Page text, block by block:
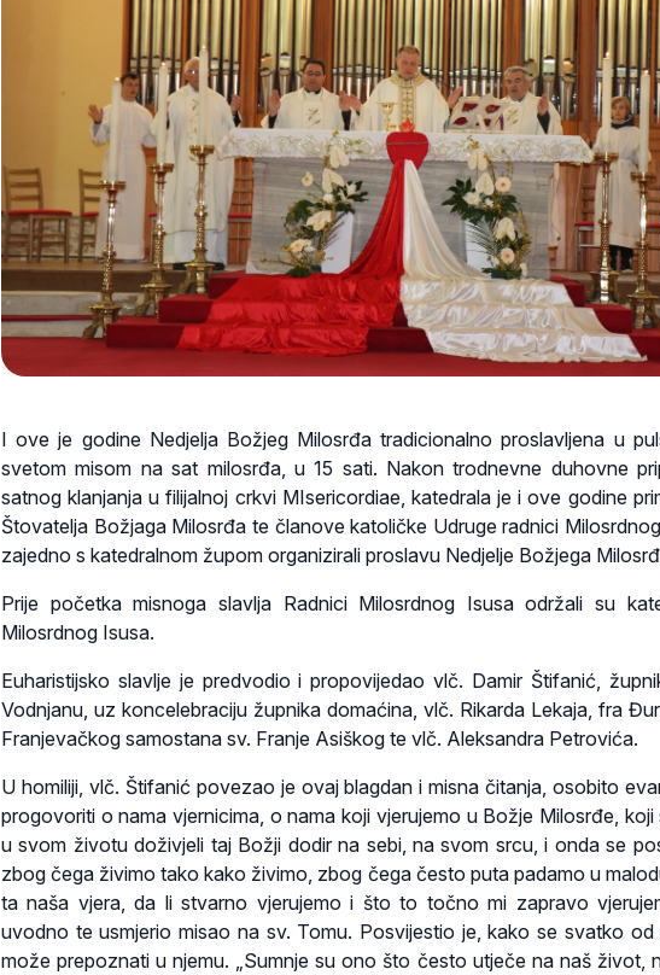
I ove je godine Nedjelja Božjeg Milosrđa tradicionalno proslavljena u
svetom misom na sat milosrđa, u 15 sati. Nakon trodnevne duhovne
satnog klanjanja u filijalnoj crkvi MIsericordiae, katedrala je i ove godine
Štovatelja Božjaga Milosrđa te članove katoličke Udruge radnici
zajedno s katedralnom župom organizirali proslavu Nedjelje Božjega
Prije početka misnoga slavlja Radnici Milosrdnog Isusa održali su
Milosrdnog Isusa.
Euharistijsko slavlje je predvodio i propovijedao vlč. Damir Štifanić,
Vodnjanu, uz koncelebraciju župnika domaćina, vlč. Rikarda Lekaja, fra
Franjevačkog samostana sv. Franje Asiškog te vlč. Aleksandra Petrovića.
U homiliji, vlč. Štifanić povezao je ovaj blagdan i misna čitanja, osobito
progovoriti o nama vjernicima, o nama koji vjerujemo u Božje Milosrđe, koji
u svom životu doživjeli taj Božji dodir na sebi, na svom srcu, i onda se
zbog čega živimo tako kako živimo, zbog čega često puta padamo u
ta naša vjera, da li stvarno vjerujemo i što to točno mi zapravo
uvodno te usmjerio misao na sv. Tomu. Posvijestio je, kako se svatko od
može prepoznati u njemu. „Sumnje su ono što često utječe na naš život,